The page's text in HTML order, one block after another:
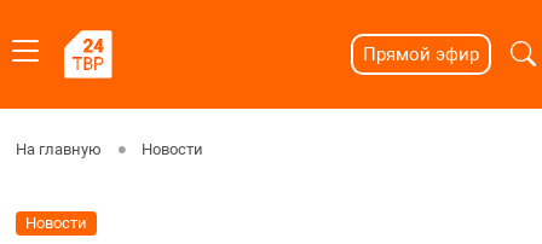
Прямой эфир
На главную Новости
Новости